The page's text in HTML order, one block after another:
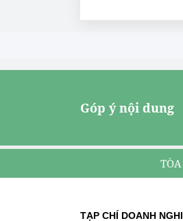
Góp ý nội dung
TẠP CHÍ DOANH